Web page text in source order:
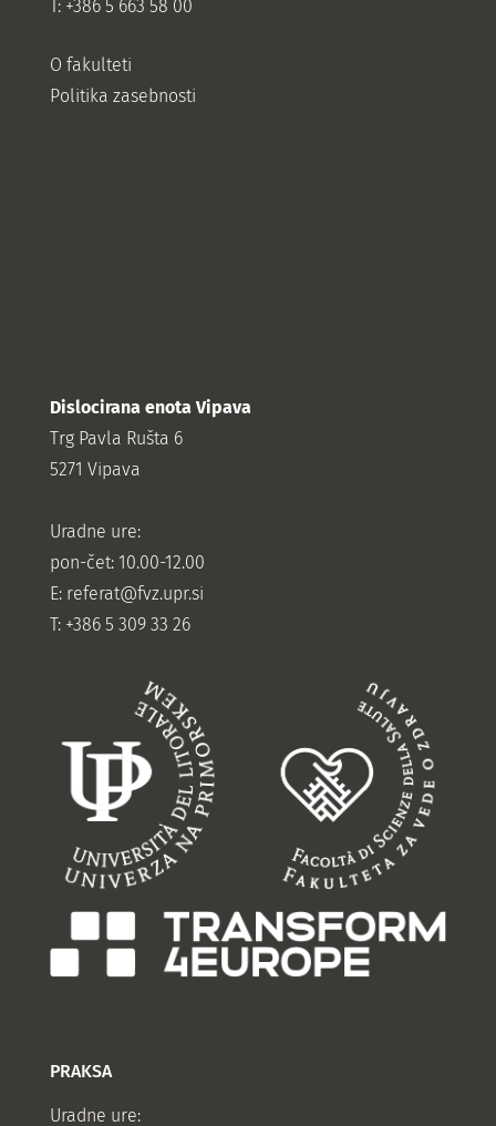
T: +386 5 663 58 00
O fakulteti
Politika zasebnosti
Dislocirana enota Vipava
Trg Pavla Rušta 6
5271 Vipava
Uradne ure:
pon-čet: 10.00-12.00
E: referat@fvz.upr.si
T: +386 5 309 33 26
PRAKSA
Uradne ure: